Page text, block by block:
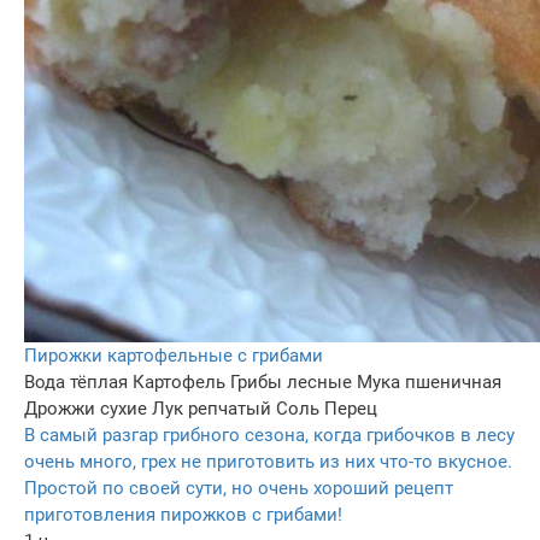
Пирожки картофельные с грибами
Вода тёплая Картофель Грибы лесные Мука пшеничная
Дрожжи сухие Лук репчатый Соль Перец
В самый разгар грибного сезона, когда грибочков в лесу
очень много, грех не приготовить из них что-то вкусное.
Простой по своей сути, но очень хороший рецепт
приготовления пирожков с грибами!